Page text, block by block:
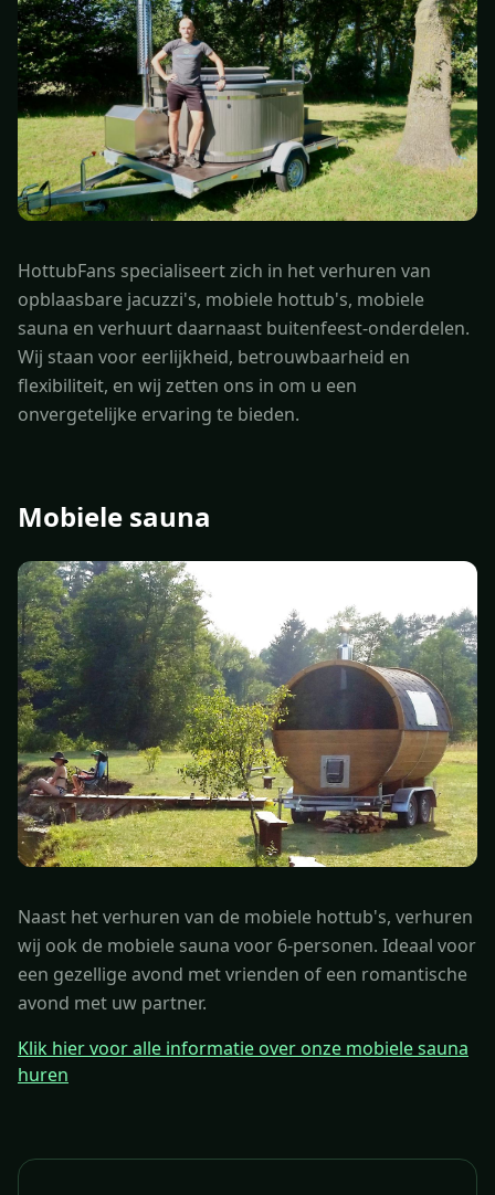
HottubFans specialiseert zich in het verhuren van
opblaasbare jacuzzi's, mobiele hottub's, mobiele
sauna en verhuurt daarnaast buitenfeest-onderdelen.
Wij staan voor eerlijkheid, betrouwbaarheid en
flexibiliteit, en wij zetten ons in om u een
onvergetelijke ervaring te bieden.
Mobiele sauna
Naast het verhuren van de mobiele hottub's, verhuren
wij ook de mobiele sauna voor 6-personen. Ideaal voor
een gezellige avond met vrienden of een romantische
avond met uw partner.
Klik hier voor alle informatie over onze mobiele sauna
huren